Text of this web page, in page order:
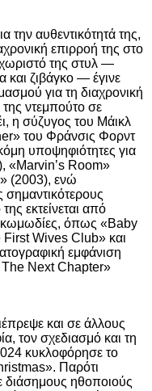
την αυθεντικότητά της,
επιρροή της στο
της στυλ —
και ζιβάγκο — έγινε
για τη διαχρονική
ντεμπούτο σε
η σύζυγος του Μάικλ
του Φράνσις Φορντ
υποψηφιότητες για
«Marvin’s Room»
(2003), ενώ
εκτείνεται από
κωμωδίες, όπως «Baby
Wives Club» και
εμφάνιση
The Next Chapter»
και σε άλλους
τον σχεδιασμό και τη
κυκλοφόρησε το
Παρότι
διάσημους ηθοποιούς